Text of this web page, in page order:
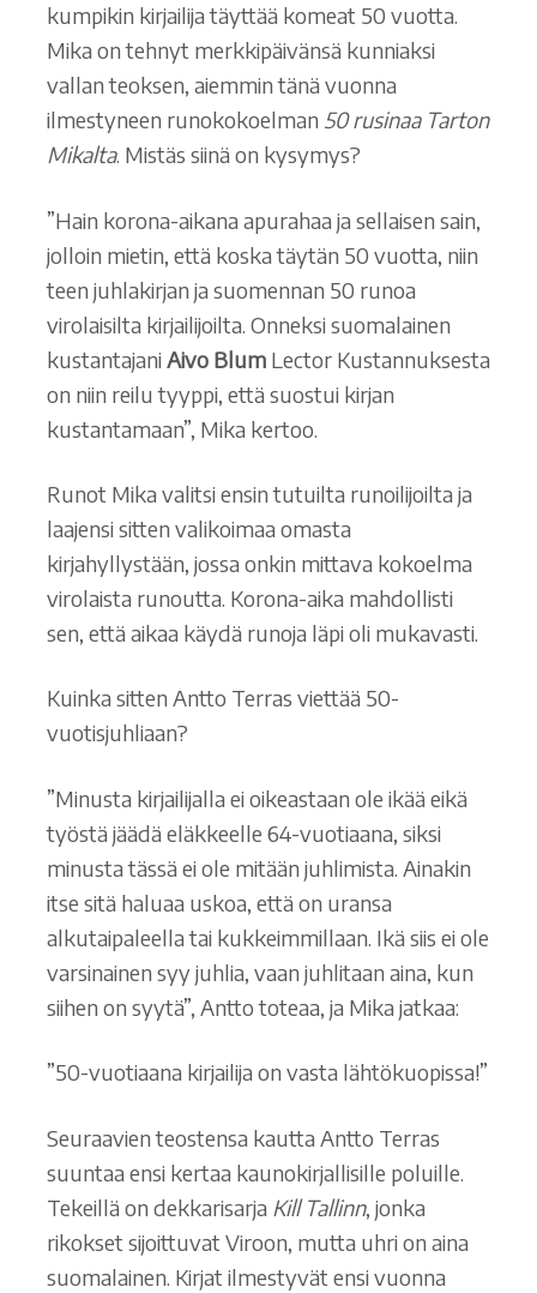
kumpikin kirjailija täyttää komeat 50 vuotta.
Mika on tehnyt merkkipäivänsä kunniaksi
vallan teoksen, aiemmin tänä vuonna
ilmestyneen runokokoelman 50 rusinaa Tarton
Mikalta. Mistäs siinä on kysymys?
”Hain korona-aikana apurahaa ja sellaisen sain,
jolloin mietin, että koska täytän 50 vuotta, niin
teen juhlakirjan ja suomennan 50 runoa
virolaisilta kirjailijoilta. Onneksi suomalainen
kustantajani Aivo Blum Lector Kustannuksesta
on niin reilu tyyppi, että suostui kirjan
kustantamaan”, Mika kertoo.
Runot Mika valitsi ensin tutuilta runoilijoilta ja
laajensi sitten valikoimaa omasta
kirjahyllystään, jossa onkin mittava kokoelma
virolaista runoutta. Korona-aika mahdollisti
sen, että aikaa käydä runoja läpi oli mukavasti.
Kuinka sitten Antto Terras viettää 50-
vuotisjuhliaan?
”Minusta kirjailijalla ei oikeastaan ole ikää eikä
työstä jäädä eläkkeelle 64-vuotiaana, siksi
minusta tässä ei ole mitään juhlimista. Ainakin
itse sitä haluaa uskoa, että on uransa
alkutaipaleella tai kukkeimmillaan. Ikä siis ei ole
varsinainen syy juhlia, vaan juhlitaan aina, kun
siihen on syytä”, Antto toteaa, ja Mika jatkaa:
”50-vuotiaana kirjailija on vasta lähtökuopissa!”
Seuraavien teostensa kautta Antto Terras
suuntaa ensi kertaa kaunokirjallisille poluille.
Tekeillä on dekkarisarja Kill Tallinn, jonka
rikokset sijoittuvat Viroon, mutta uhri on aina
suomalainen. Kirjat ilmestyvät ensi vuonna